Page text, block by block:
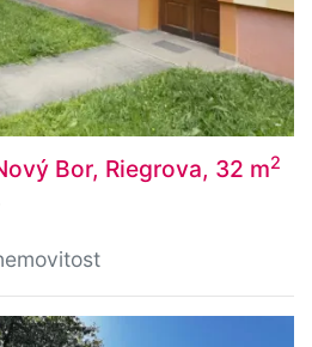
Bor, Riegrova, 32 m2